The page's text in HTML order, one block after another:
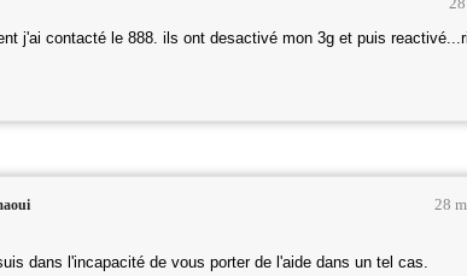
j'ai contacté le 888. ils ont desactivé mon 3g et puis
28
dans l'incapacité de vous porter de l'aide dans un tel cas.